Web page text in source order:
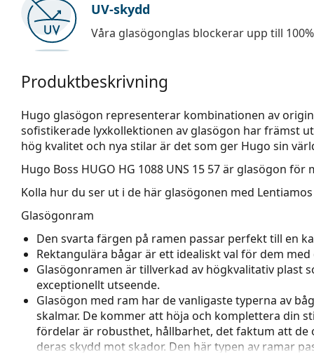
UV-skydd
Våra glasögonglas blockerar upp till
Produktbeskrivning
Hugo glasögon representerar kombinationen av
sofistikerade lyxkollektionen av glasögon har främst
hög kvalitet och nya stilar är det som ger Hugo sin
Hugo Boss HUGO HG 1088 UNS 15 57är glasögon för
Kolla hur du ser ut i de här glasögonen med
Glasögonram
Den svarta färgen på ramen passar perfekt till en
Rektangulära bågar är ett idealiskt val för dem
Glasögonramen är tillverkad av högkvalitativ plast
exceptionellt utseende.
Glasögon med ram har de vanligaste typerna av
skalmar. De kommer att höja och komplettera din
fördelar är robusthet, hållbarhet, det faktum att
deras skydd mot skador. Den här typen av ramar